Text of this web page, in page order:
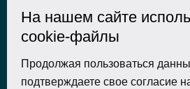
Информация на сайте
Все права на любые материалы,
защищены в соответствии с
об интеллектуальной
текстовых, фото, аудио и
На нашем сайте
cookie-файлы
Продолжая пользоваться
подтверждаете свое согласие